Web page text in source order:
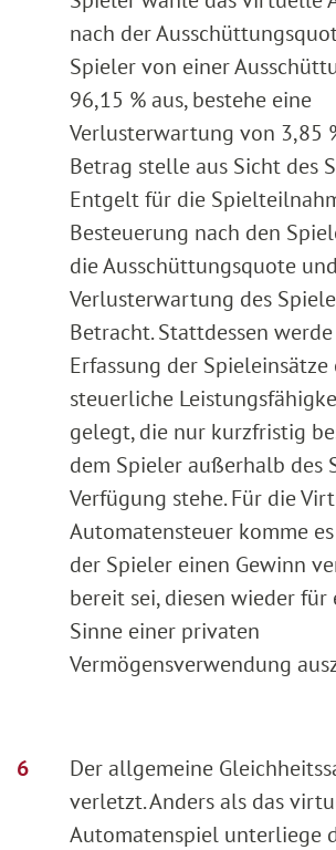
nach der
Spieler von einer
96,15 % aus, bestehe eine
Verlusterwartung von 3,85
Betrag stelle aus Sicht des
Entgelt für die
Besteuerung nach den
die Ausschüttungsquote
Verlusterwartung des
Betracht. Stattdessen
Erfassung der Spieleinsätze
steuerliche
gelegt, die nur kurzfristig
dem Spieler außerhalb des
Verfügung stehe. Für die
Automatensteuer komme
der Spieler einen Gewinn
bereit sei, diesen wieder für
Sinne einer privaten
Vermögensverwendung
Der allgemeine
verletzt. Anders als das
Automatenspiel unterliege